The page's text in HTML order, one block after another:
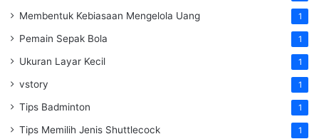
Membentuk Kebiasaan Mengelola Uang 1
Pemain Sepak Bola 1
Ukuran Layar Kecil 1
vstory 1
Tips Badminton 1
Tips Memilih Jenis Shuttlecock 1